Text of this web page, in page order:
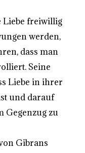
Liebe freiwillig
werden,
dass man
Seine
Liebe in ihrer
und darauf
Gegenzug zu
Gibrans